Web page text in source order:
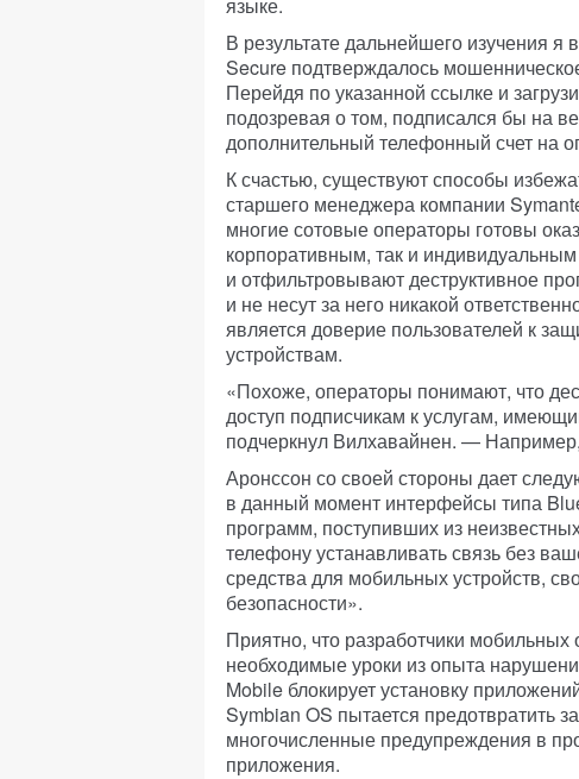
В результате дальнейшего изучения я
Secure подтверждалось
Перейдя по указанной ссылке и
подозревая о том, подписался бы на
дополнительный телефонный счет на
К счастью, существуют способы
старшего менеджера компании
многие сотовые операторы готовы
корпоративным, так и
и отфильтровывают деструктивное
и не несут за него никакой
является доверие пользователей к
устройствам.
«Похоже, операторы понимают, что
доступ подписчикам к услугам,
подчеркнул Вилхавайнен. —
Аронссон со своей стороны дает
в данный момент интерфейсы типа
программ, поступивших из
телефону устанавливать связь без
средства для мобильных устройств,
безопасности».
Приятно, что разработчики
необходимые уроки из опыта
Mobile блокирует установку
Symbian OS пытается предотвратить
многочисленные предупреждения в
приложения.